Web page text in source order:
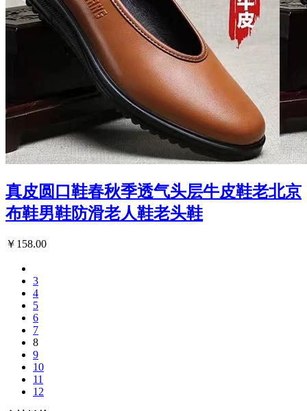
真皮圆口鞋春秋季透气头层牛皮鞋老北京
布鞋男鞋防滑老人鞋老头鞋
￥158.00
3
4
5
6
7
8
9
10
11
12